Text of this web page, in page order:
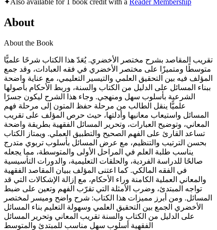
✦Also available for 1 book credit with a Reader Membership
About
About the Book
تقريب المقاصد بشرح مختصر الأخضري. يُعَدّ هذا الكتاب شرحًا علميًّا
متوسطًا ومتميزًا على مختصر الأخضري في فقه العبادات، وقد جمع
المؤلف فيه بين التحقيق العلمي والتيسير التعليمي، مع عناية واضحة
ببناء المسائل على الدليل من الكتاب والسنة، وربط الأحكام بأصولها
الشرعية بأسلوب سهل ومنهجي. وجاء هذا الشرح ليكون جسرًا
علميًّا ينقل الطالب من مرحلة حفظ المتون إلى مرحلة فهم
المسائل واستيعاب معانيها وأدلتها، حيث حرص المؤلف على تقريب
المعاني، وتوضيح العبارات، وتحرير المسائل الفقهية بطريقة واضحة
تساعد القارئ على الفهم الصحيح والتطبيق العملي. ويمتاز الكتاب
بحسن الترتيب والتنظيم، مع عرض المسائل بأسلوب تربوي متدرج
يناسب طلبة العلم في المراحل الأولى والمتوسطة، مما يجعله
صالحًا للدراسة الفردية، والحلقات التعليمية، والدورات التأسيسية
في الفقه المالكي. كما اعتنى المؤلف ببيان المقاصد الفقهية
والمعاني العملية الكامنة وراء الأحكام، مع إزالة الإشكالات التي قد
تواجه المبتدئ، وضرب الأمثلة التي تقرّب الفهم وتعين على ضبط
المسائل. ومن أبرز مميزات هذا الكتاب: شرح واضح وميسر لمختصر
الأخضري الجمع بين التحقيق العلمي وسهولة التعليم بناء المسائل
على الدليل من الكتاب والسنة تقريب المعاني وتحرير المسائل
الفقهية أسلوب سهل مناسب للمبتدئ والمتوسط